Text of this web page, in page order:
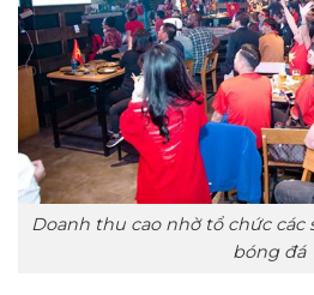
Doanh thu cao nhờ tổ chức các
bóng đá